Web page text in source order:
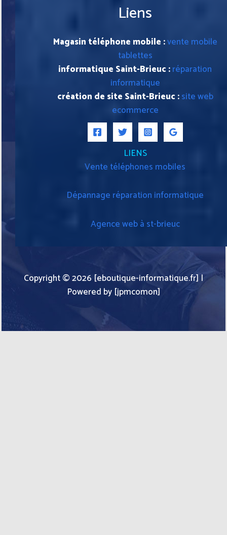
Liens
Magasin téléphone mobile :vente mobile
tablettes
informatique Saint-Brieuc :réparation
informatique
création de site Saint-Brieuc :site web
ecommerce
LIENS
Vente téléphones mobiles
Dépannage réparation informatique
Agence web à st-brieuc
Copyright © 2026 [eboutique-informatique.fr] |
Powered by [jpmcomon]